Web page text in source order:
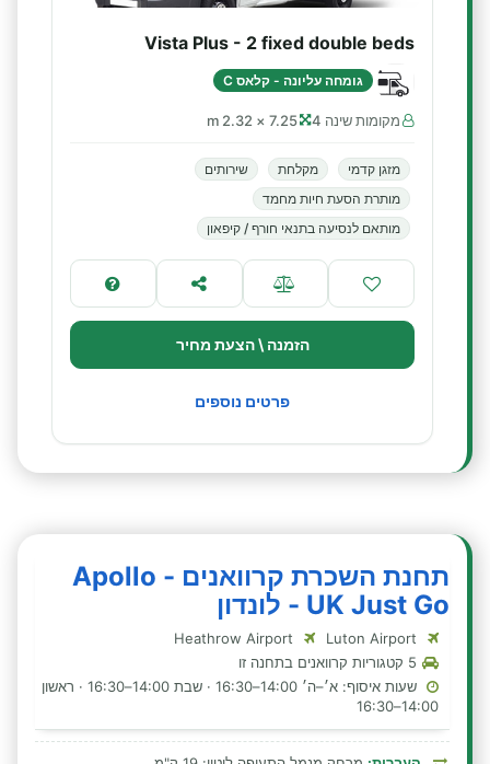
Vista Plus - 2 fixed double beds
גומחה עליונה - קלאס C
מקומות שינה 4 7.25 × 2.32 m
מזגן קדמי מקלחת
שירותים
מותרת הסעת חיות מחמד
מותאם לנסיעה בתנאי חורף / קיפאון
הזמנה \ הצעת מחיר
פרטים נוספים
תחנת השכרת קרוואנים - Apollo
UK Just Go - לונדון
שעות איסוף: א׳–ה׳ 14:00–16:30 · שבת 14:00–16:30 · ראשון
14:00–16:30